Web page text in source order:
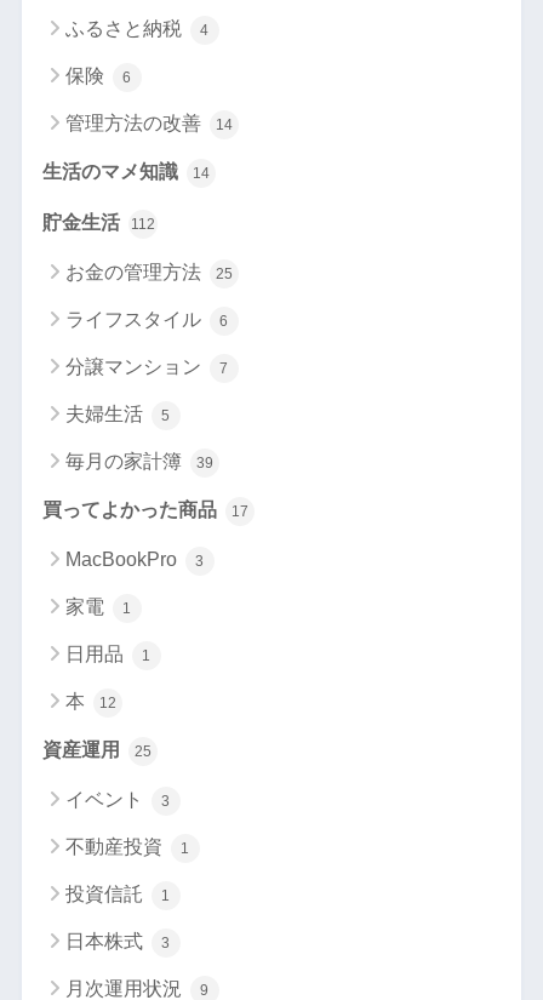
ふるさと納税 4
保険 6
管理方法の改善 14
生活のマメ知識 14
貯金生活 112
お金の管理方法 25
ライフスタイル 6
分譲マンション 7
夫婦生活 5
毎月の家計簿 39
買ってよかった商品 17
MacBookPro 3
家電 1
日用品 1
本 12
資産運用 25
イベント 3
不動産投資 1
投資信託 1
日本株式 3
月次運用状況 9